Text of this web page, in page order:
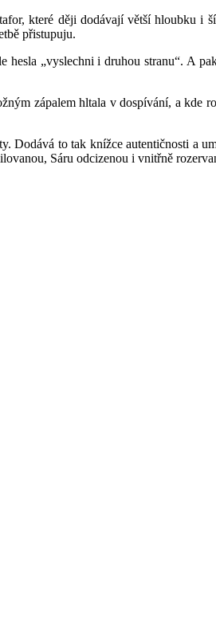
které ději dodávají větší hloubku i
přistupuju.
„vyslechni i druhou stranu“. A
zápalem hltala v dospívání, a kde
to tak knížce autentičnosti a
Sáru odcizenou i vnitřně